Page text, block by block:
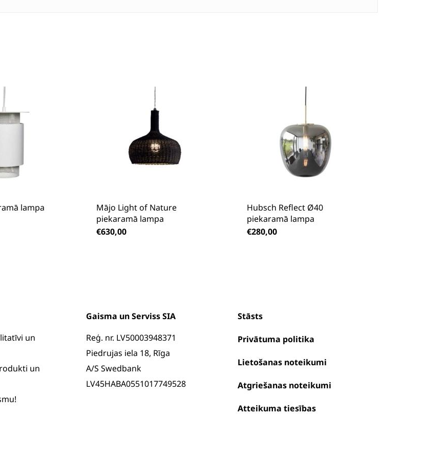
lampa
Mājo Light of Nature
piekaramā lampa
€630,00
Hubsch Reflect Ø40
piekaramā lampa
€280,00
un
un
Gaisma un Serviss SIA
Reģ. nr. LV50003948371
Piedrujas iela 18, Rīga
A/S Swedbank
LV45HABA0551017749528
Stāsts
Privātuma politika
Lietošanas noteikumi
Atgriešanas noteikumi
Atteikuma tiesības